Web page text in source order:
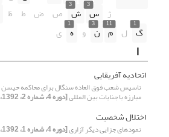
ژ
3
س
3
ش ص ض ط ظ
1
گ ل
11
م
3
ن و
1
ه ی
ا
اتحادیه آفریقایی
تاسیس شعب فوق العاده سنگال برای محاکمه حیسن
مبارزه با جنایات بین المللی[دوره 4، شماره 2، 1392، صفحه 89-117]
اختلال شخصیت
نمودهای جزایی دیگر آزاری[دوره 4، شماره 1، 1392، صفحه 51-72]